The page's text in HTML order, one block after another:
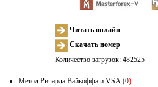
Читать онлайн
Скачать номер
Количество загрузок: 482525
Метод Ричарда Вайкоффа и VSA (0)